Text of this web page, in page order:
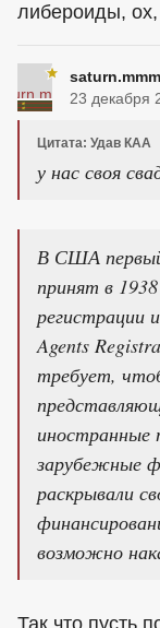
либероиды, ох,
saturn.mmm
23 декабря
Цитата: Удав КАА
у нас своя
В США
принят в
регистрации
Agents
требует,
иностранные
зарубежные
раскрывали
возможно